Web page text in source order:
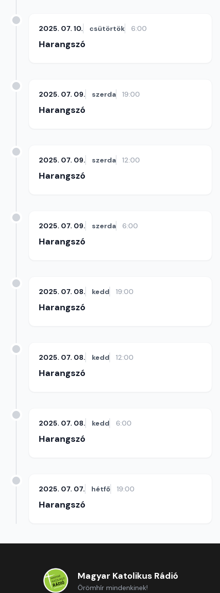
2025. 07. 10. csütörtök 6:00
Harangszó
2025. 07. 09. szerda 19:00
Harangszó
2025. 07. 09. szerda 12:00
Harangszó
2025. 07. 09. szerda 6:00
Harangszó
2025. 07. 08. kedd 19:00
Harangszó
2025. 07. 08. kedd 12:00
Harangszó
2025. 07. 08. kedd 6:00
Harangszó
2025. 07. 07. hétfő 19:00
Harangszó
Magyar Katolikus Rádió
Örömhír mindenkinek!